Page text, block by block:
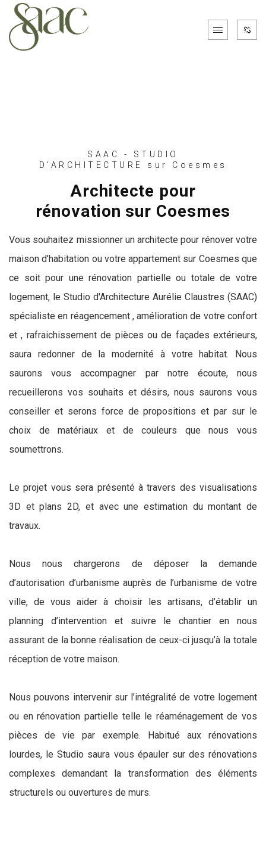
SAAC - STUDIO
D'ARCHITECTURE sur Coesmes
Architecte pour
rénovation sur Coesmes
Vous souhaitez missionner un architecte pour rénover votre
maison d’habitation ou votre appartement sur Coesmes que
ce soit pour une rénovation partielle ou totale de votre
logement, le Studio d'Architecture Aurélie Claustres (SAAC)
spécialiste en réagencement , amélioration de votre confort
et , rafraichissement de pièces ou de façades extérieurs,
saura redonner de la modernité à votre habitat. Nous
saurons vous accompagner par notre écoute, nous
recueillerons vos souhaits et désirs, nous saurons vous
conseiller et serons force de propositions et par sur le
choix de matériaux et de couleurs que nous vous
soumettrons.
Le projet vous sera présenté à travers des visualisations
3D et plans 2D, et avec une estimation du montant de
travaux.
Nous nous chargerons de déposer la demande
d’autorisation d’urbanisme auprès de l’urbanisme de votre
ville, de vous aider à choisir les artisans, d’établir un
planning d’intervention et suivre le chantier en nous
assurant de la bonne réalisation de ceux-ci jusqu’à la totale
réception de votre maison.
Nous pouvons intervenir sur l’intégralité de votre logement
ou en rénovation partielle telle le réaménagement de vos
pièces de vie par exemple. Habitué aux rénovations
lourdes, le Studio saura vous épauler sur des rénovations
complexes demandant la transformation des éléments
structurels ou ouvertures de murs.